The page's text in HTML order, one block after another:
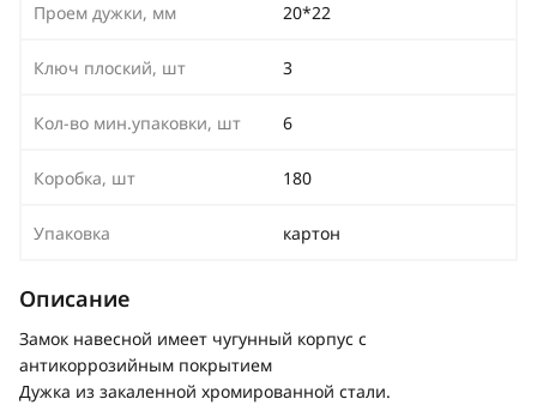
Проем дужки, мм 20*22
Ключ плоский, шт 3
Кол-во мин.упаковки, шт 6
Коробка, шт 180
Упаковка картон
Описание
Замок навесной имеет чугунный корпус с
антикоррозийным покрытием
Дужка из закаленной хромированной стали.